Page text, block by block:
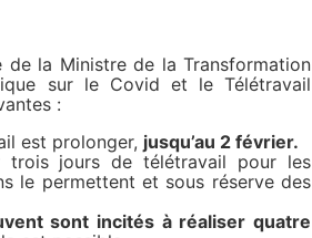
de la Ministre de la Transformation
sur le Covid et le Télétravail
:
est prolonger, jusqu’au 2 février.
trois jours de télétravail pour les
le permettent et sous réserve des
sont incités à réaliser quatre